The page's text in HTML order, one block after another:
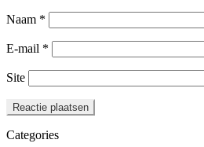
Naam *
E-mail *
Site
Categories